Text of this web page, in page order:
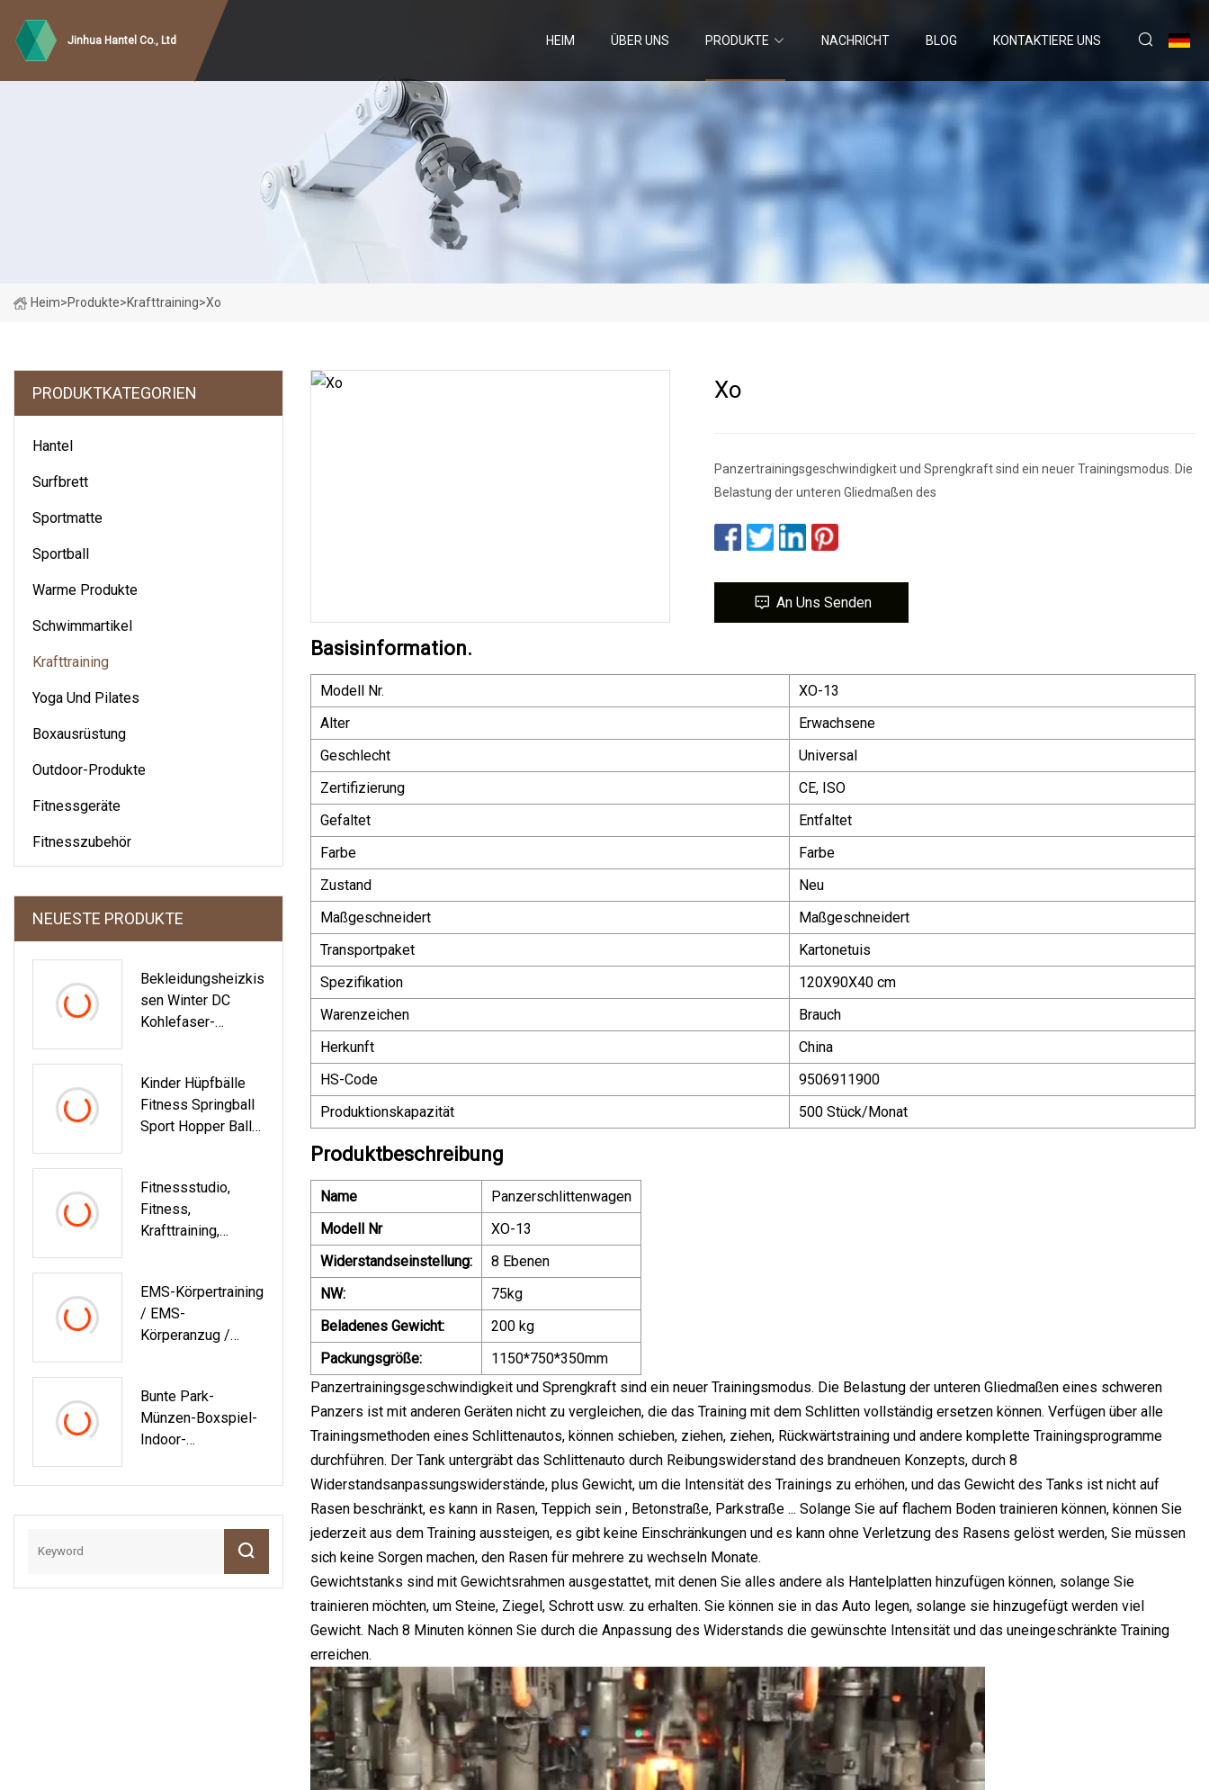
Jinhua Hantel Co., Ltd HEIM ÜBER UNS PRODUKTE NACHRICHT BLOG KONTAKTIERE UNS
Heim>Produkte>Krafttraining>Xo
PRODUKTKATEGORIEN
Hantel
Surfbrett
Sportmatte
Sportball
Warme Produkte
Schwimmartikel
Krafttraining
Yoga Und Pilates
Boxausrüstung
Outdoor-Produkte
Fitnessgeräte
Fitnesszubehör
NEUESTE PRODUKTE
Bekleidungsheizkis
Sen Winter DC
Kohlefaser-
Warme Kleidung
Kinder Hüpfbälle
Fitness Springball
Sport Hopper Ball
Fitnessstudio,
Fitness,
Krafttraining,
4
EMS-Körpertraining
/ EMS-
Körperanzug /
Zur
Gewichtsreduktion,
Cellulite-Reduktion,
Schlankheitsanzug
Bunte Park-
Münzen-Boxspiel-
Indoor-
Stung Zum Verkauf
Xo
Panzertrainingsgeschwindigkeit und Sprengkraft sind ein neuer Trainingsmodus. Die
Belastung der unteren Gliedmaßen des
An Uns Senden
Basisinformation.
Modell Nr.
XO-13
Alter
Erwachsene
Geschlecht
Universal
Zertifizierung
CE, ISO
Gefaltet
Entfaltet
Farbe
Farbe
Zustand
Neu
Maßgeschneidert
Maßgeschneidert
Transportpaket
Kartonetuis
Spezifikation
120X90X40 cm
Warenzeichen
Brauch
Herkunft
China
HS-Code
9506911900
Produktionskapazität
500 Stück/Monat
Produktbeschreibung
Name
Panzerschlittenwagen
Modell Nr
XO-13
Widerstandseinstellung:
8 Ebenen
NW:
75kg
Beladenes Gewicht:
200 kg
Packungsgröße:
1150*750*350mm
Panzertrainingsgeschwindigkeit und Sprengkraft sind ein neuer Trainingsmodus. Die Belastung der unteren Gliedmaßen eines schweren
Panzers ist mit anderen Geräten nicht zu vergleichen, die das Training mit dem Schlitten vollständig ersetzen können. Verfügen über alle
Trainingsmethoden eines Schlittenautos, können schieben, ziehen, ziehen, Rückwärtstraining und andere komplette Trainingsprogramme
durchführen. Der Tank untergräbt das Schlittenauto durch Reibungswiderstand des brandneuen Konzepts, durch 8
Widerstandsanpassungswiderstände, plus Gewicht, um die Intensität des Trainings zu erhöhen, und das Gewicht des Tanks ist nicht auf
Rasen beschränkt, es kann in Rasen, Teppich sein , Betonstraße, Parkstraße ... Solange Sie auf flachem Boden trainieren können, können Sie
jederzeit aus dem Training aussteigen, es gibt keine Einschränkungen und es kann ohne Verletzung des Rasens gelöst werden, Sie müssen
sich keine Sorgen machen, den Rasen für mehrere zu wechseln Monate.
Gewichtstanks sind mit Gewichtsrahmen ausgestattet, mit denen Sie alles andere als Hantelplatten hinzufügen können, solange Sie
trainieren möchten, um Steine, Ziegel, Schrott usw. zu erhalten. Sie können sie in das Auto legen, solange sie hinzugefügt werden viel
Gewicht. Nach 8 Minuten können Sie durch die Anpassung des Widerstands die gewünschte Intensität und das uneingeschränkte Training
erreichen.